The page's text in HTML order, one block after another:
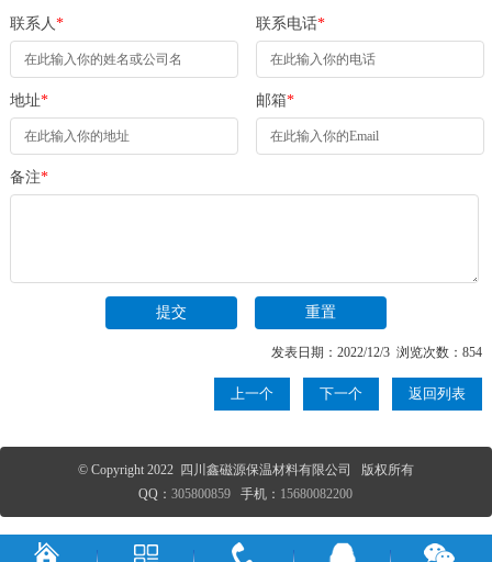
联系人* 联系电话*
地址* 邮箱*
备注*
发表日期：2022/12/3 浏览次数：854
上一个 下一个 返回列表
© Copyright 2022 四川鑫磁源保温材料有限公司 版权所有
QQ：305800859 手机： 15680082200